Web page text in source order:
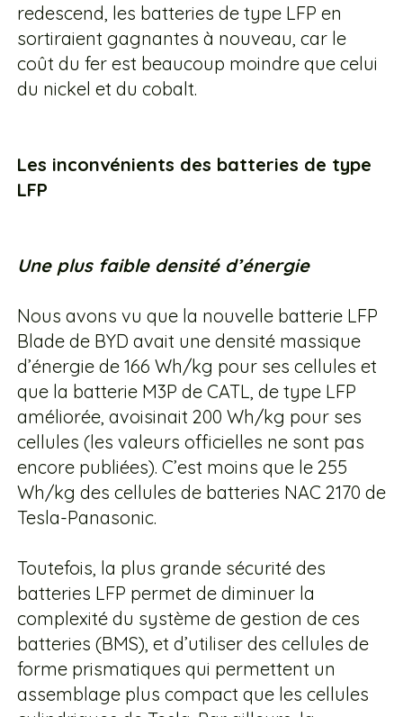
redescend, les batteries de type LFP en
sortiraient gagnantes à nouveau, car le
coût du fer est beaucoup moindre que celui
du nickel et du cobalt.
Les inconvénients des batteries de type
LFP
Une plus faible densité d’énergie
Nous avons vu que la nouvelle batterie LFP
Blade de BYD avait une densité massique
d’énergie de 166 Wh/kg pour ses cellules et
que la batterie M3P de CATL, de type LFP
améliorée, avoisinait 200 Wh/kg pour ses
cellules (les valeurs officielles ne sont pas
encore publiées). C’est moins que le 255
Wh/kg des cellules de batteries NAC 2170 de
Tesla-Panasonic.
Toutefois, la plus grande sécurité des
batteries LFP permet de diminuer la
complexité du système de gestion de ces
batteries (BMS), et d’utiliser des cellules de
forme prismatiques qui permettent un
assemblage plus compact que les cellules